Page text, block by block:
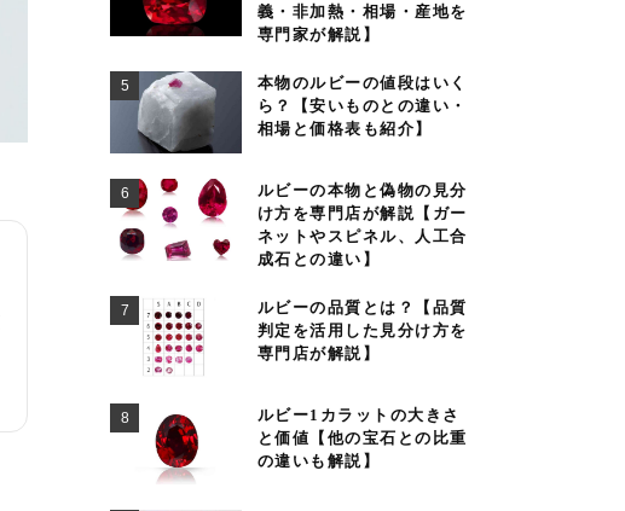
義・非加熱・相場・産地を
専門家が解説】
本物のルビーの値段はいく
ら？【安いものとの違い・
相場と価格表も紹介】
ルビーの本物と偽物の見分
け方を専門店が解説【ガー
ネットやスピネル、人工合
成石との違い】
ルビーの品質とは？【品質
判定を活用した見分け方を
専門店が解説】
ルビー1カラットの大きさ
と価値【他の宝石との比重
の違いも解説】